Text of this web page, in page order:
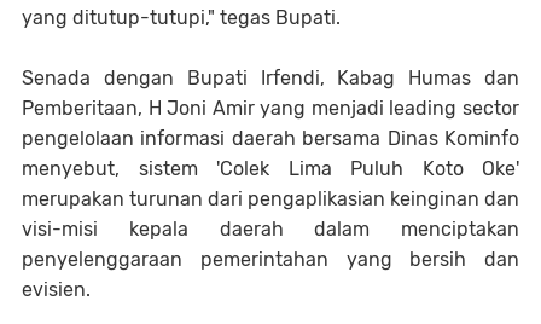
yang ditutup-tutupi," tegas Bupati.
Senada dengan Bupati Irfendi, Kabag Humas dan
Pemberitaan, H Joni Amir yang menjadi leading sector
pengelolaan informasi daerah bersama Dinas Kominfo
menyebut, sistem 'Colek Lima Puluh Koto Oke'
merupakan turunan dari pengaplikasian keinginan dan
visi-misi kepala daerah dalam menciptakan
penyelenggaraan pemerintahan yang bersih dan
evisien.